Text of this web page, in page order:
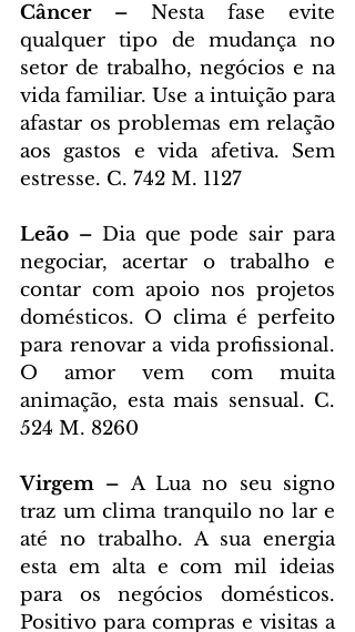
Câncer – Nesta fase evite
qualquer tipo de mudança no
setor de trabalho, negócios e na
vida familiar. Use a intuição para
afastar os problemas em relação
aos gastos e vida afetiva. Sem
estresse. C. 742 M. 1127
Leão – Dia que pode sair para
negociar, acertar o trabalho e
contar com apoio nos projetos
domésticos. O clima é perfeito
para renovar a vida profissional.
O amor vem com muita
animação, esta mais sensual. C.
524 M. 8260
Virgem – A Lua no seu signo
traz um clima tranquilo no lar e
até no trabalho. A sua energia
esta em alta e com mil ideias
para os negócios domésticos.
Positivo para compras e visitas a